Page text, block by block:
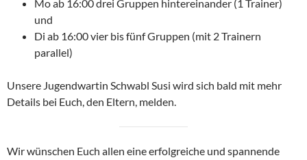
Mo ab 16:00 drei Gruppen hintereinander (1 Trainer)
und
Di ab 16:00 vier bis fünf Gruppen (mit 2 Trainern
parallel)
Unsere Jugendwartin Schwabl Susi wird sich bald mit mehr
Details bei Euch, den Eltern, melden.
Wir wünschen Euch allen eine erfolgreiche und spannende